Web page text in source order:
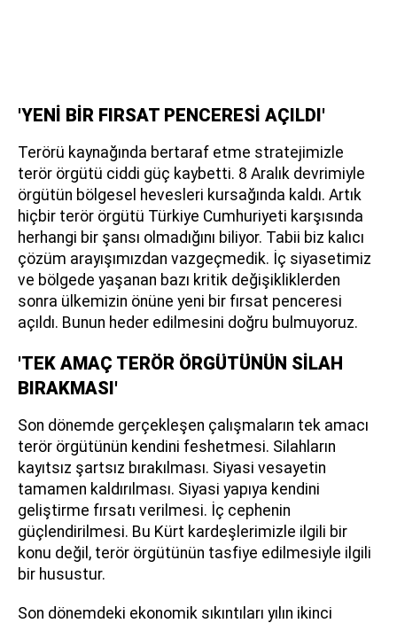
'YENİ BİR FIRSAT PENCERESİ AÇILDI'
Terörü kaynağında bertaraf etme stratejimizle
terör örgütü ciddi güç kaybetti. 8 Aralık devrimiyle
örgütün bölgesel hevesleri kursağında kaldı. Artık
hiçbir terör örgütü Türkiye Cumhuriyeti karşısında
herhangi bir şansı olmadığını biliyor. Tabii biz kalıcı
çözüm arayışımızdan vazgeçmedik. İç siyasetimiz
ve bölgede yaşanan bazı kritik değişikliklerden
sonra ülkemizin önüne yeni bir fırsat penceresi
açıldı. Bunun heder edilmesini doğru bulmuyoruz.
'TEK AMAÇ TERÖR ÖRGÜTÜNÜN SİLAH
BIRAKMASI'
Son dönemde gerçekleşen çalışmaların tek amacı
terör örgütünün kendini feshetmesi. Silahların
kayıtsız şartsız bırakılması. Siyasi vesayetin
tamamen kaldırılması. Siyasi yapıya kendini
geliştirme fırsatı verilmesi. İç cephenin
güçlendirilmesi. Bu Kürt kardeşlerimizle ilgili bir
konu değil, terör örgütünün tasfiye edilmesiyle ilgili
bir husustur.
Son dönemdeki ekonomik sıkıntıları yılın ikinci